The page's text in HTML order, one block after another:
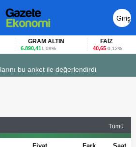
Giriş
Yap
GRAM ALTIN
6.890,411,09%
FAİZ
40,65 -0,12%
bu anket ile değerlendirdi
Tümü